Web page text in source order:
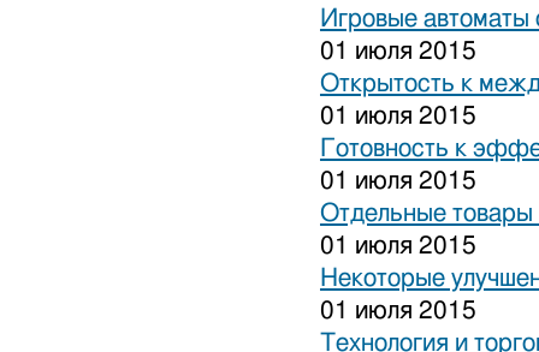
Игровые автоматы
01 июля 2015
Открытость к
01 июля 2015
Готовность к
01 июля 2015
Отдельные товары
01 июля 2015
Некоторые
01 июля 2015
Технология и